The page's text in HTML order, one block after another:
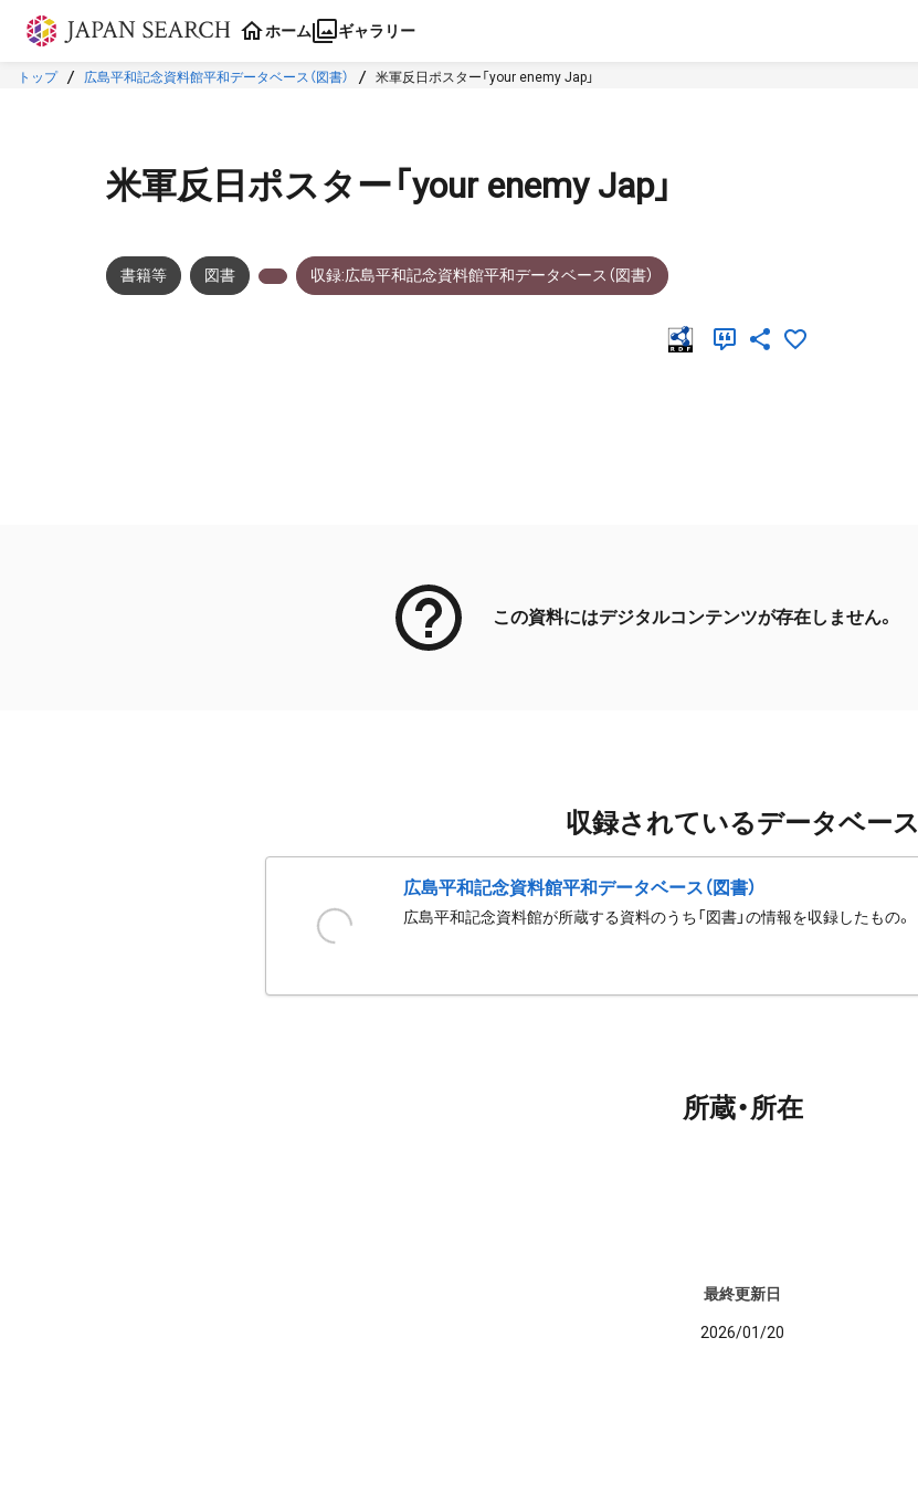
本文に飛ぶ
ホーム ギャラリー
トップ 広島平和記念資料館平和データベース（図書） 米軍反日ポスター「your enemy Jap」
米軍反日ポスター「your enemy Jap」
書籍等 図書 収録:広島平和記念資料館平和データベース（図書）
この資料にはデジタルコンテンツが存在しません。
収録されているデータベース
広島平和記念資料館平和データベース（図書）
広島平和記念資料館が所蔵する資料のうち「図書」の情報を収録したもの。
所蔵・所在
最終更新日
2026/01/20